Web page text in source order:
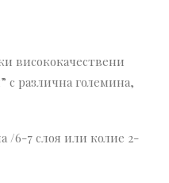
висококачествени
различна големина,
/6-7 слоя или колие 2-